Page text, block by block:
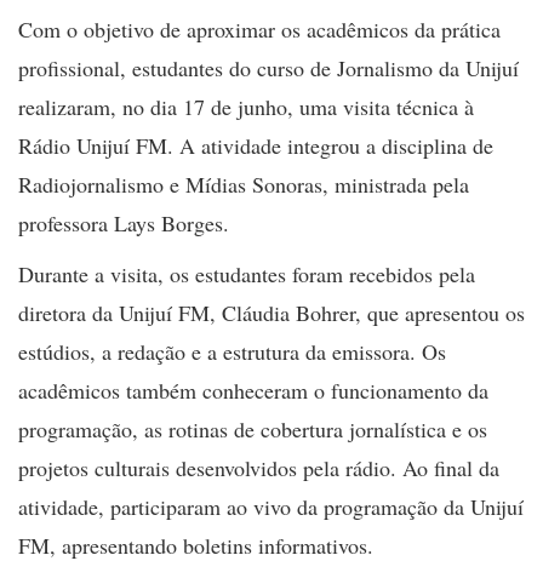
Com o objetivo de aproximar os acadêmicos da prática
profissional, estudantes do curso de Jornalismo da Unijuí
realizaram, no dia 17 de junho, uma visita técnica à
Rádio Unijuí FM. A atividade integrou a disciplina de
Radiojornalismo e Mídias Sonoras, ministrada pela
professora Lays Borges.
Durante a visita, os estudantes foram recebidos pela
diretora da Unijuí FM, Cláudia Bohrer, que apresentou os
estúdios, a redação e a estrutura da emissora. Os
acadêmicos também conheceram o funcionamento da
programação, as rotinas de cobertura jornalística e os
projetos culturais desenvolvidos pela rádio. Ao final da
atividade, participaram ao vivo da programação da Unijuí
FM, apresentando boletins informativos.